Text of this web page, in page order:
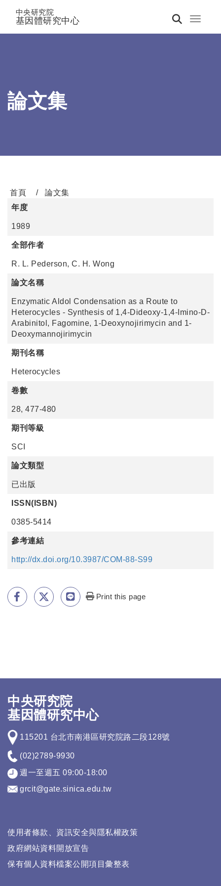
Toggle
中央研究院
基因體研究中心
論文集
首頁
論文集
年度
1989
全部作者
R. L. Pederson, C. H. Wong
論文名稱
Enzymatic Aldol Condensation as a Route to
Heterocycles - Synthesis of 1,4-Dideoxy-1,4-Imino-D-
Arabinitol, Fagomine, 1-Deoxynojirimycin and 1-
Deoxymannojirimycin
期刊名稱
Heterocycles
卷數
28, 477-480
期刊等級
SCI
論文類型
已出版
ISSN(ISBN)
0385-5414
參考連結
http://dx.doi.org/10.3987/COM-88-S99
Print this page
中央研究院
基因體研究中心
115201 台北市南港區研究院路二段128號
(02)2789-9930
週一至週五 09:00-18:00
grcit@gate.sinica.edu.tw
使用者條款、資訊安全與隱私權政策
政府網站資料開放宣告
保有個人資料檔案公開項目彙整表